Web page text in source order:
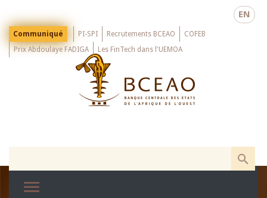
main
EN
Menu
Top
Communiqué PI-SPI Recrutements BCEAO
COFEB
Prix Abdoulaye FADIGA
Les FinTech dans l'UEMOA